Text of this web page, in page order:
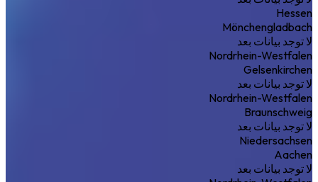
Hessen
Mönchengladbach
لا توجد بيانات بعد
Nordrhein-Westfalen
Gelsenkirchen
لا توجد بيانات بعد
Nordrhein-Westfalen
Braunschweig
لا توجد بيانات بعد
Niedersachsen
Aachen
لا توجد بيانات بعد